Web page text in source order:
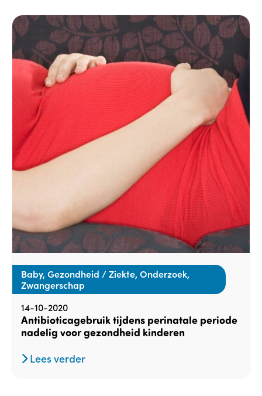
Baby, Gezondheid / Ziekte, Onderzoek,
Zwangerschap
14-10-2020
Antibioticagebruik tijdens perinatale periode
nadelig voor gezondheid kinderen
Lees verder